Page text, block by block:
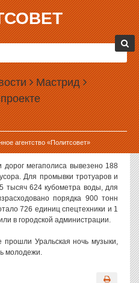
Мастрид
агентство «Политсовет»
НОЧИ МУЗЫКИ И
367 ТОНН МУСОРА
Екатеринбурге отметились
и праздниками, с улиц
подвели утром в понедельник,
дорог мегаполиса вывезено 188
Для промывки тротуаров и
тысяч 624 кубометра воды, для
порядка 900 тонн
726 единиц спецтехники и 1
в городской администрации.
прошли Уральская ночь музыки,
молодежи.